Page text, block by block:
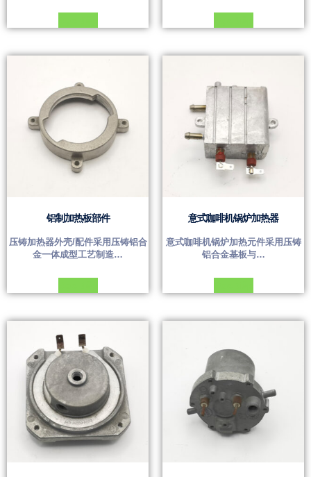
铝制加热板部件
压铸加热器外壳/配件采用压铸铝合
金一体成型工艺制造…
意式咖啡机锅炉加热器
意式咖啡机锅炉加热元件采用压铸
铝合金基板与…